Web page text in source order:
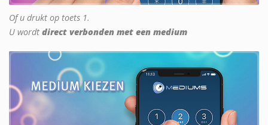
Of u drukt op toets 1.
U wordt direct verbonden met een medium